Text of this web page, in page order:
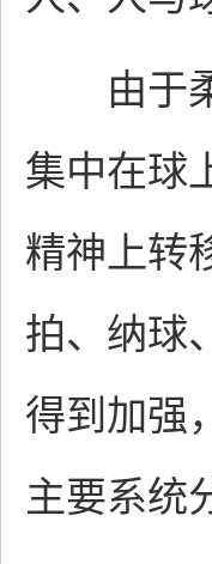
由于柔
集中在球
精神上转
拍、纳球
得到加强
主要系统